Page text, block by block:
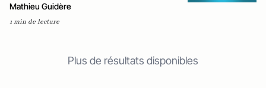
Mathieu Guidère
1 min de lecture
Plus de résultats disponibles